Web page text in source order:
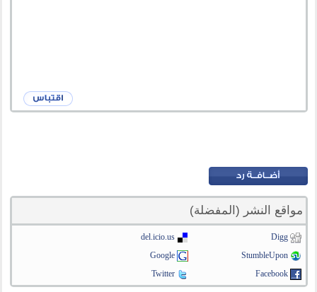
مواقع النشر (المفضلة)
Digg
del.icio.us
StumbleUpon
Google
Facebook
Twitter